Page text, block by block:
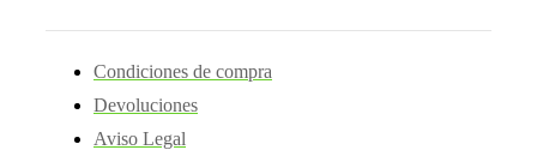
Condiciones de compra
Devoluciones
Aviso Legal